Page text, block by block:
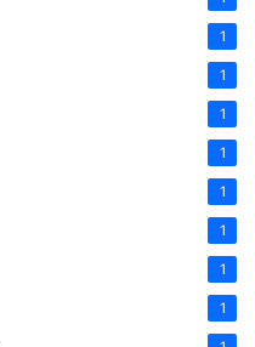
1
1
1
1
1
1
1
1